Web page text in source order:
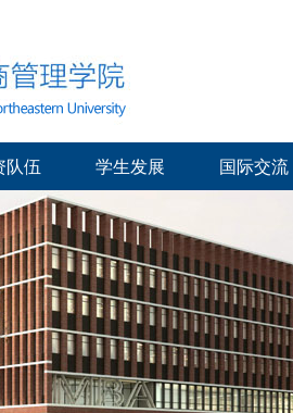
队伍 学生发展 国际交流